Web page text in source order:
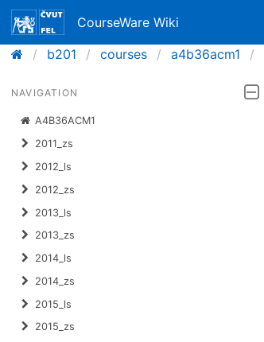
CourseWare Wiki
b201
courses a4b36acm1
NAVIGATION
A4B36ACM1
2011_zs
2012_ls
2012_zs
2013_ls
2013_zs
2014_ls
2014_zs
2015_ls
2015_zs